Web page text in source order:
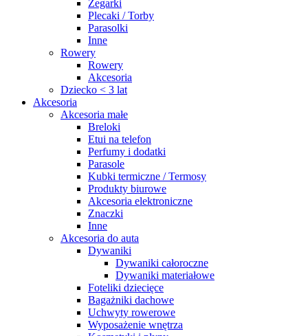
Zegarki
Plecaki / Torby
Parasolki
Inne
Rowery
Rowery
Akcesoria
Dziecko < 3 lat
Akcesoria
Akcesoria małe
Breloki
Etui na telefon
Perfumy i dodatki
Parasole
Kubki termiczne / Termosy
Produkty biurowe
Akcesoria elektroniczne
Znaczki
Inne
Akcesoria do auta
Dywaniki
Dywaniki całoroczne
Dywaniki materiałowe
Foteliki dziecięce
Bagażniki dachowe
Uchwyty rowerowe
Wyposażenie wnętrza